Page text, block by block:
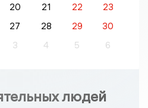
20 21 22
23
27 28 29
30
3 4 5 6
людей